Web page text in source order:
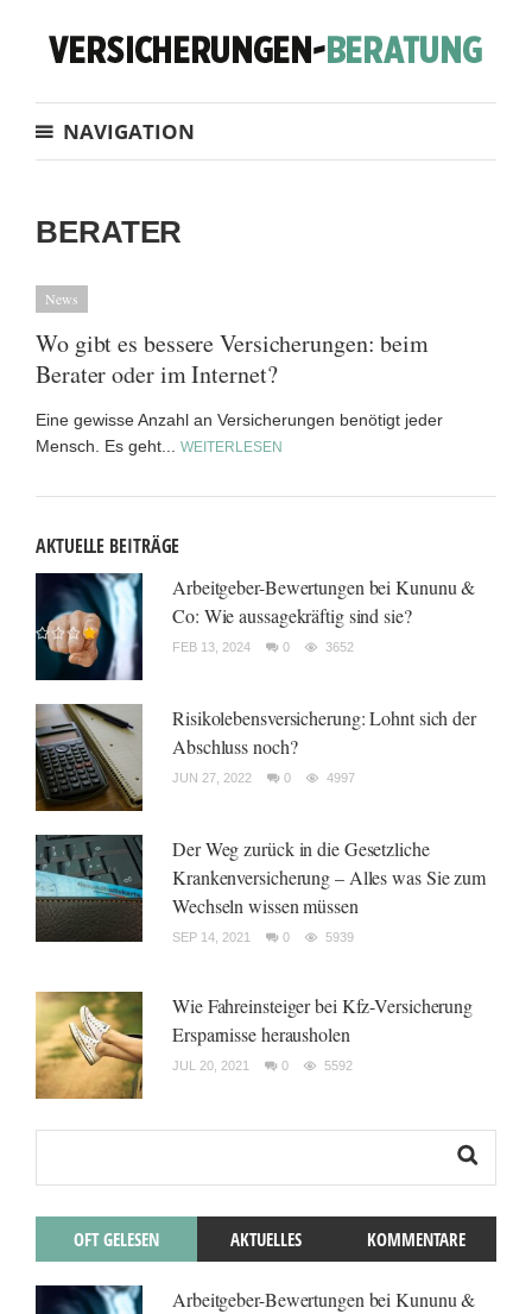
NAVIGATION
BERATER
News
Wo gibt es bessere Versicherungen: beim
Berater oder im Internet?
Eine gewisse Anzahl an Versicherungen benötigt jeder
Mensch. Es geht... WEITERLESEN
AKTUELLE BEITRÄGE
Arbeitgeber-Bewertungen bei Kununu &
Co: Wie aussagekräftig sind sie?
FEB 13, 2024 0 3652
Risikolebensversicherung: Lohnt sich der
Abschluss noch?
JUN 27, 2022 0 4997
Der Weg zurück in die Gesetzliche
Krankenversicherung – Alles was Sie zum
Wechseln wissen müssen
SEP 14, 2021 0 5939
Wie Fahreinsteiger bei Kfz-Versicherung
Ersparnisse herausholen
JUL 20, 2021 0 5592
OFT GELESEN AKTUELLES KOMMENTARE
Arbeitgeber-Bewertungen bei Kununu &